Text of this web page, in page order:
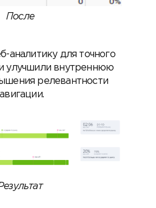
После
аналитику для точного
улучшили внутреннюю
релевантности